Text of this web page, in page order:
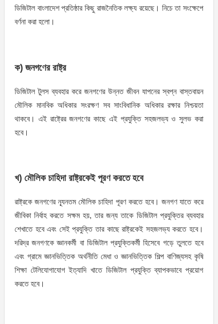
ডিজিটাল বাংলাদেশ প্রতিষ্ঠার কিছু রাজনৈতিক লক্ষ্য রয়েছে। নিচে তা সংক্ষেপে
বর্ণনা করা হলো।
ক) জনগণের রাষ্ট্র
ডিজিটাল টুলস ব্যবহার করে জনগণের উন্নত জীবন যাপনের স্বপ্ন বাস্তবায়ন
মৌলিক মানবিক অধিকার সংরক্ষণ সব সাংবিধানিক অধিকার রক্ষার নিশ্চয়তা
থাকবে। এই রাষ্ট্রের জনগণের কাছে এই প্রযুক্তি সহজলভ্য ও সুলভ করা
হবে।
খ) মৌলিক চাহিদা রাষ্ট্রকেই পূরণ করতে হবে
রাষ্ট্রকে জনগণের ন্যূনতম মৌলিক চাহিদা পূরণ করতে হবে। জনগণ যাতে করে
জীবিকা নির্বাহ করতে সক্ষম হয়, তার জন্য তাকে ডিজিটাল প্রযুক্তির ব্যবহার
শেখাতে হবে এবং সেই প্রযুক্তি তার কাছে রাষ্ট্রকেই সহজলভ্য করতে হবে।
দরিদ্র জনগণকে জ্ঞানকর্মী বা ডিজিটাল প্রযুক্তিকর্মী হিসেবে গড়ে তুলতে হবে
এবং গ্রামে জ্ঞানভিত্তিক অর্থনীতি মেধা ও জ্ঞানভিত্তিক শিল্প বাণিজ্যসহ কৃষি
শিক্ষা টেলিযোগাযোগ ইত্যাদি খাতে ডিজিটাল প্রযুক্তি ব্যাপকভাবে প্রয়োগ
করতে হবে।